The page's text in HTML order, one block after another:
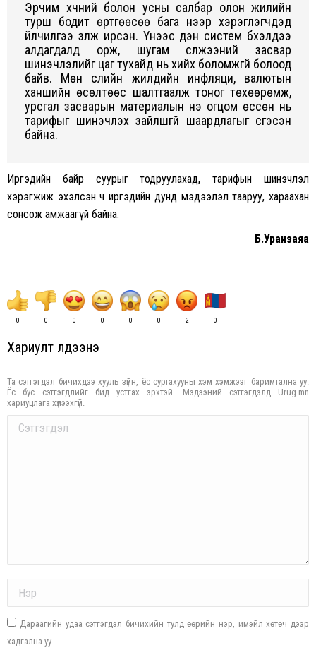
Эрчим хүчний болон усны салбар олон жилийн
турш бодит өртгөөсөө бага үнээр хэрэглэгчдэд
үйлчилгээ үзүүлж ирсэн. Үүнээс үүдэн систем бүхэлдээ
алдагдалд орж, шугам сүлжээний засвар
шинэчлэлийг цаг тухайд нь хийх боломжгүй болоод
байв. Мөн сүүлийн жилүүдийн инфляци, валютын
ханшийн өсөлтөөс шалтгаалж тоног төхөөрөмж,
урсгал засварын материалын үнэ огцом өссөн нь
тарифыг шинэчлэх зайлшгүй шаардлагыг үүсгэсэн
байна.
Иргэдийн байр суурыг тодруулахад, тарифын шинэчлэл
хэрэгжиж эхэлсэн ч иргэдийн дунд мэдээлэл тааруу, хараахан
сонсож амжаагүй байна.
Б.Уранзаяа
0 0 0 0 0 0 2 0
Хариулт үлдээнэ үү
Та сэтгэгдэл бичихдээ хууль зүйн, ёс суртахууны хэм хэмжээг баримтална уу.
Ёс бус сэтгэгдлийг бид устгах эрхтэй. Мэдээний сэтгэгдэлд Urug.mn
хариуцлага хүлээхгүй.
Comment
Дараагийн удаа сэтгэгдэл бичихийн тулд өөрийн нэр, имэйл хөтөч дээр
хадгална уу.